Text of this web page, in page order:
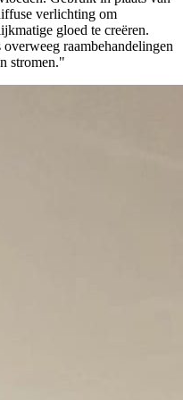
verlichting om
gloed te creëren.
raambehandelingen
stromen."